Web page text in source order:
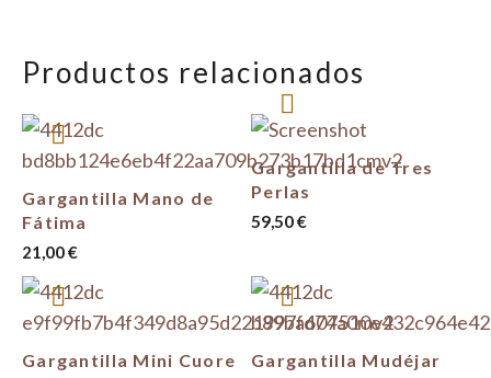
Productos relacionados
Gargantilla Mano de
Fátima
21,00€
Gargantilla de Tres
Perlas
59,50€
Gargantilla Mini Cuore Gargantilla Mudéjar